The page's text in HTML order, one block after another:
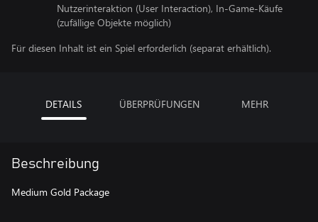
Nutzerinteraktion (User Interaction), In-Game-Käufe
(zufällige Objekte möglich)
Für diesen Inhalt ist ein Spiel erforderlich (separat erhältlich).
DETAILS ÜBERPRÜFUNGEN MEHR
Beschreibung
Medium Gold Package